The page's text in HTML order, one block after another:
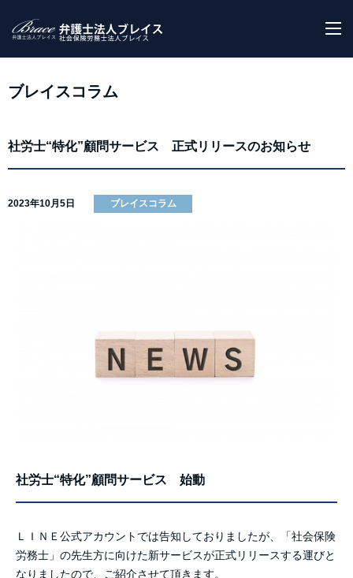
ブレイスコラム
社労士“特化”顧問サービス 正式リリースのお知らせ
2023年10月5日 ブレイスコラム
社労士“特化”顧問サービス 始動
ＬＩＮＥ公式アカウントでは告知しておりましたが、「社会保険
労務士」の先生方に向けた新サービスが正式リリースする運びと
なりましたので、ご紹介させて頂きます。